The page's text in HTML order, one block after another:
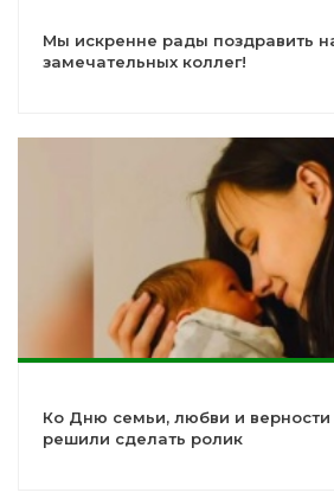
Мы искренне рады поздравить
замечательных коллег!
Ко Дню семьи, любви и
решили сделать ролик